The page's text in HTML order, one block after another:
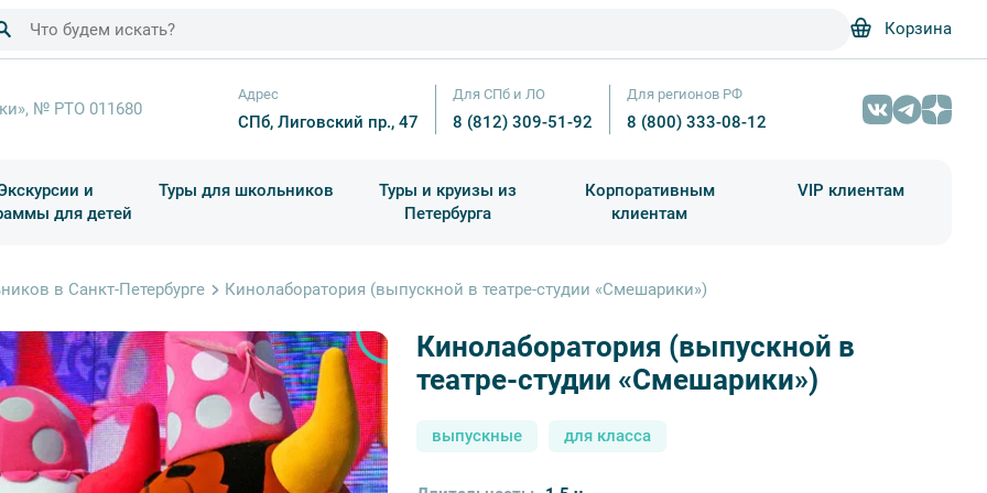
Корзина
№ РТО 011680
Адрес
СПб, Лиговский пр., 47
Для СПб и ЛО
8 (812) 309-51-92
Для регионов РФ
8 (800) 333-08-12
и
для детей
Туры для школьников
Туры и круизы из
Петербурга
Корпоративным
клиентам
VIP клиентам
в Санкт-Петербурге Кинолаборатория (выпускной в театре-студии «Смешарики»)
Кинолаборатория (выпускной в
театре-студии «Смешарики»)
Девочка с видеокамерой — Фотобанк Лори / Кекяляйнен
выпускные для класса